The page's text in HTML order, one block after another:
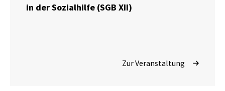
in der Sozialhilfe (SGB XII)
Zur Veranstaltung